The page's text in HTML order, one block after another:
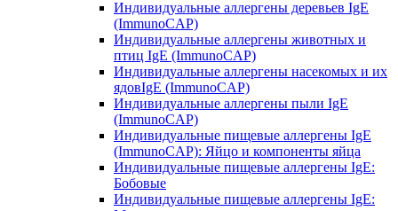
Индивидуальные аллергены деревьев IgE
(ImmunoCAP)
Индивидуальные аллергены животных и
птиц IgE (ImmunoCAP)
Индивидуальные аллергены насекомых и их
ядовIgE (ImmunoCAP)
Индивидуальные аллергены пыли IgE
(ImmunoCAP)
Индивидуальные пищевые аллергены IgE
(ImmunoCAP): Яйцо и компоненты яйца
Индивидуальные пищевые аллергены IgE:
Бобовые
Индивидуальные пищевые аллергены IgE: